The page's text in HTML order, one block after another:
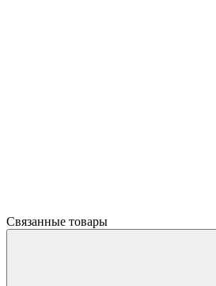
Связанные товары